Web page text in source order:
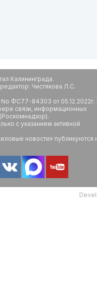
Калининграда.
Чистякова Л.С.
ФС77-84303 от
связи, информационных
с указанием активной
новости» публикуются